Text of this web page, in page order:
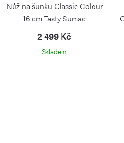
Nůž na šunku Classic Colour
16 cm Tasty Sumac
2 499 Kč
Skladem